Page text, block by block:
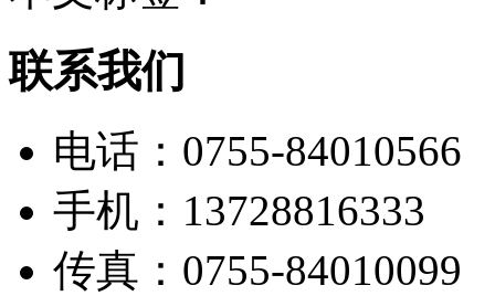
联系我们
电话： 0755-84010566
手机： 13728816333
传真： 0755-84010099